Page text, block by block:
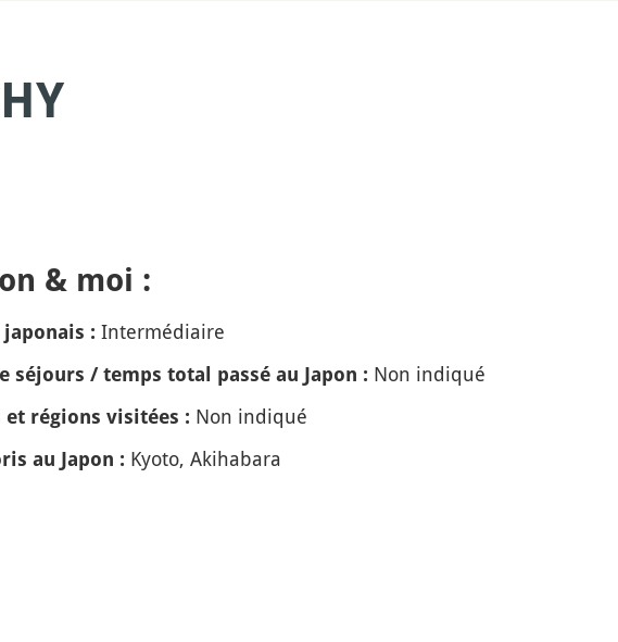
& moi :
: Intermédiaire
séjours / temps total passé au Japon : Non indiqué
régions visitées : Non indiqué
au Japon : Kyoto, Akihabara